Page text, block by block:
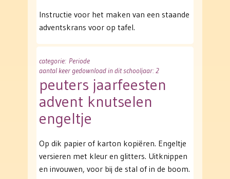
Instructie voor het maken van een staande
adventskrans voor op tafel.
categorie: Periode
aantal keer gedownload in dit schooljaar: 2
peuters jaarfeesten
advent knutselen
engeltje
Op dik papier of karton kopiëren. Engeltje
versieren met kleur en glitters. Uitknippen
en invouwen, voor bij de stal of in de boom.